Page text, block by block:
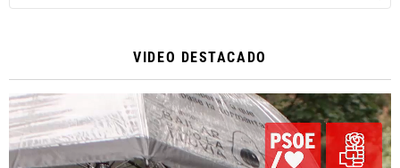
VIDEO DESTACADO
Reproductor
de
vídeo